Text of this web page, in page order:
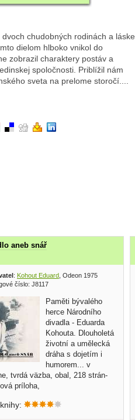
chudobných rodinách a láske
dielom hlboko vnikol do
zobrazil charaktery postáv a
spoločnosti. Priblížil nám
sveta na prelome storočí....
aneb snář
: Kohout Eduard , Odeon 1975
číslo: J8117
Paměti bývalého
herce Národního
divadla - Eduarda
Kohouta. Dlouholetá
životní a umělecká
dráha s dojetím i
humorem... v
tvrdá väzba, obal, 218 strán-
príloha,